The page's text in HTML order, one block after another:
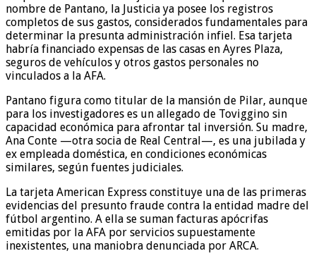
nombre de Pantano, la Justicia ya posee los registros
completos de sus gastos, considerados fundamentales para
determinar la presunta administración infiel. Esa tarjeta
habría financiado expensas de las casas en Ayres Plaza,
seguros de vehículos y otros gastos personales no
vinculados a la AFA.
Pantano figura como titular de la mansión de Pilar, aunque
para los investigadores es un allegado de Toviggino sin
capacidad económica para afrontar tal inversión. Su madre,
Ana Conte —otra socia de Real Central—, es una jubilada y
ex empleada doméstica, en condiciones económicas
similares, según fuentes judiciales.
La tarjeta American Express constituye una de las primeras
evidencias del presunto fraude contra la entidad madre del
fútbol argentino. A ella se suman facturas apócrifas
emitidas por la AFA por servicios supuestamente
inexistentes, una maniobra denunciada por ARCA.